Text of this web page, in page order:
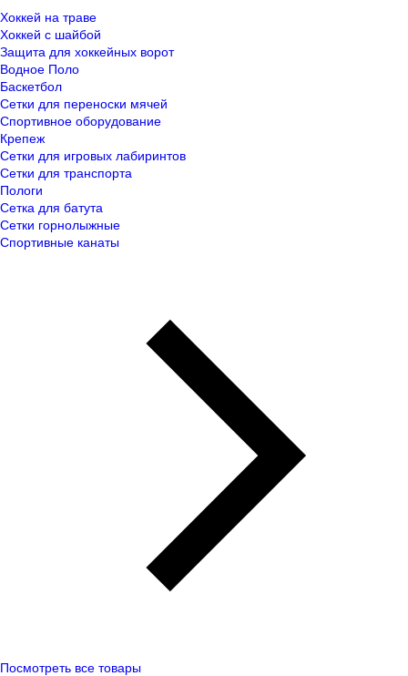
Хоккей на траве
Хоккей с шайбой
Защита для хоккейных ворот
Водное Поло
Баскетбол
Сетки для переноски мячей
Спортивное оборудование
Крепеж
Сетки для игровых лабиринтов
Сетки для транспорта
Пологи
Сетка для батута
Сетки горнолыжные
Спортивные канаты
Посмотреть все товары